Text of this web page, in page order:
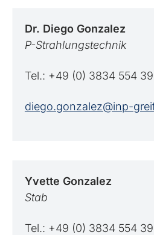
Dr. Diego Gonzalez
P-Strahlungstechnik
Tel.: +49 (0) 3834 554
diego.gonzalez@inp-
Yvette Gonzalez
Stab
Tel.: +49 (0) 3834 554